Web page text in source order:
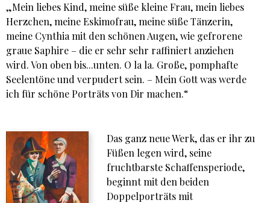
„Mein liebes Kind, meine süße kleine Frau, mein liebes
Herzchen, meine Eskimofrau, meine süße Tänzerin,
meine Cynthia mit den schönen Augen, wie gefrorene
graue Saphire – die er sehr sehr raffiniert anziehen
wird. Von oben bis...unten. O la la. Große, pomphafte
Seelentöne und verpudert sein. – Mein Gott was werde
ich für schöne Porträts von Dir machen.“
Das ganz neue Werk, das er ihr zu
Füßen legen wird, seine
fruchtbarste Schaffensperiode,
beginnt mit den beiden
Doppelporträts mit